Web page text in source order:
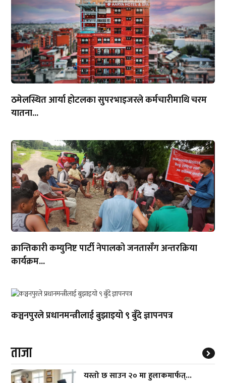
ठमेलस्थित आर्या होटलका सुपरभाइजरले कर्मचारीमाथि चरम
यातना...
क्रान्तिकारी कम्युनिष्ट पार्टी नेपालको जनतासँग अन्तरक्रिया
कार्यक्रम...
कञ्चनपुरले प्रधानमन्त्रीलाई बुझाइयो ९ बुँदे ज्ञापनपत्र
ताजा
यस्तो छ साउन २० मा हुलाकमार्फत्...